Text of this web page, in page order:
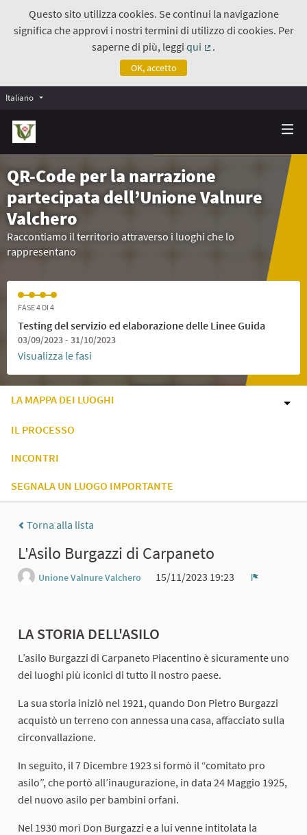
Questo sito utilizza cookies. Se continui la navigazione
significa che approvi i nostri termini di utilizzo di cookies. Per
saperne di più, leggiqui
.
OK, accetto
Italiano
QR-Code per la narrazione
partecipata dell’Unione Valnure
Valchero
Raccontiamo il territorio attraverso i luoghi che lo
rappresentano
FASE 4 DI 4
Testing del servizio ed elaborazione delle Linee Guida
03/09/2023 - 31/10/2023
Visualizza le fasi
LA MAPPA DEI LUOGHI
IL PROCESSO
INCONTRI
SEGNALA UN LUOGO IMPORTANTE
Torna alla lista
L'Asilo Burgazzi di Carpaneto
Unione Valnure Valchero
15/11/2023 19:23
LA STORIA DELL'ASILO
L’asilo Burgazzi di Carpaneto Piacentino è sicuramente uno
dei luoghi più iconici di tutto il nostro paese.
La sua storia iniziò nel 1921, quando Don Pietro Burgazzi
acquistò un terreno con annessa una casa, affacciato sulla
circonvallazione.
In seguito, il 7 Dicembre 1923 si formò il “comitato pro
asilo”, che portò all’inaugurazione, in data 24 Maggio 1925,
del nuovo asilo per bambini orfani.
Nel 1930 morì Don Burgazzi e a lui venne intitolata la